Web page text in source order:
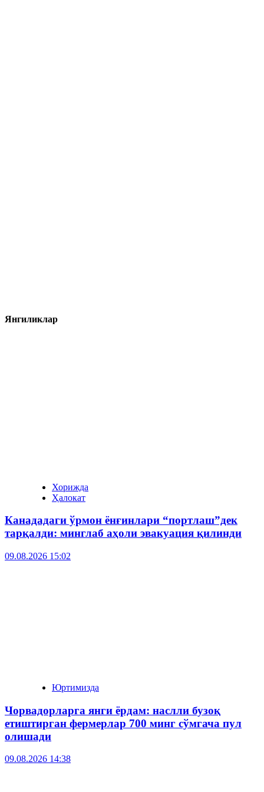
Янгиликлар
Хорижда
Ҳалокат
Канададаги ўрмон ёнғинлари “портлаш”дек
тарқалди: минглаб аҳоли эвакуация қилинди
09.08.2026 15:02
Юртимизда
Чорвадорларга янги ёрдам: наслли бузоқ
етиштирган фермерлар 700 минг сўмгача пул
олишади
09.08.2026 14:38